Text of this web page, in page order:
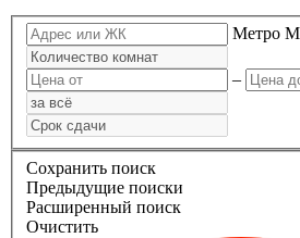
Метро
–
Сохранить поиск
Предыдущие поиски
Расширенный поиск
Очистить